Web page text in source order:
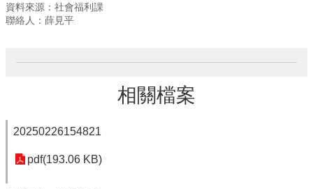
資料來源：社會福利課
聯絡人：薛見平
相關檔案
20250226154821
pdf(193.06 KB)